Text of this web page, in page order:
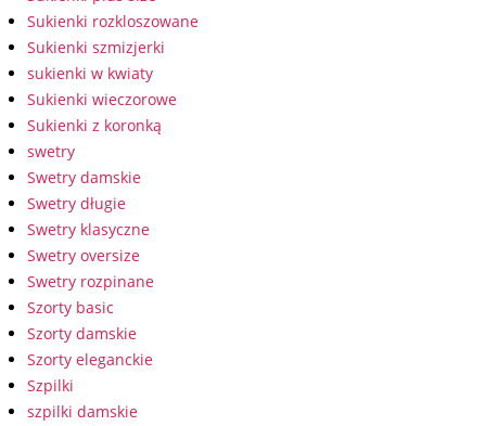
Sukienki rozkloszowane
Sukienki szmizjerki
sukienki w kwiaty
Sukienki wieczorowe
Sukienki z koronką
swetry
Swetry damskie
Swetry długie
Swetry klasyczne
Swetry oversize
Swetry rozpinane
Szorty basic
Szorty damskie
Szorty eleganckie
Szpilki
szpilki damskie